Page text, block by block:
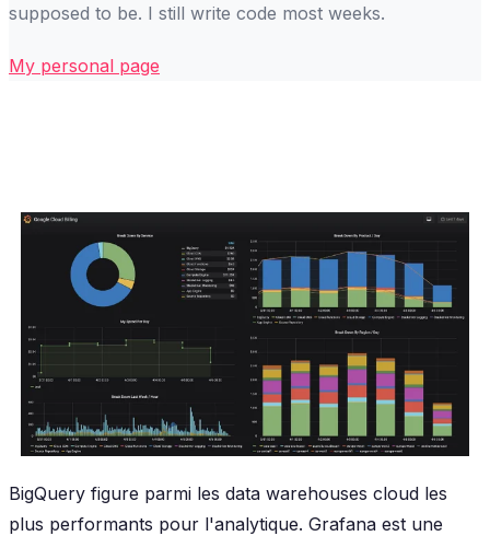
supposed to be. I still write code most weeks.
My personal page
BigQuery figure parmi les data warehouses cloud les
plus performants pour l'analytique. Grafana est une